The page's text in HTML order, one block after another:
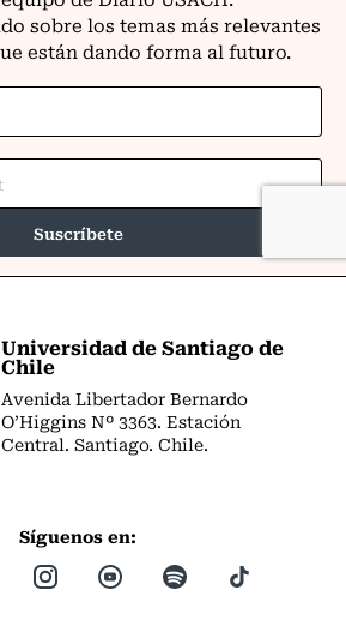
Universidad de Santiago de
Chile
Avenida Libertador Bernardo
O’Higgins Nº 3363. Estación
Central. Santiago. Chile.
Síguenos en: